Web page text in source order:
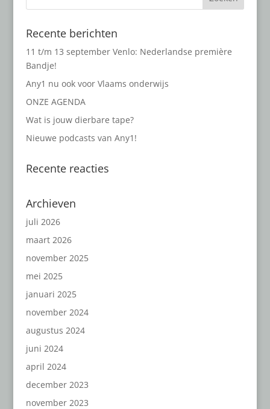
Recente berichten
11 t/m 13 september Venlo: Nederlandse première
Bandje!
Any1 nu ook voor Vlaams onderwijs
ONZE AGENDA
Wat is jouw dierbare tape?
Nieuwe podcasts van Any1!
Recente reacties
Archieven
juli 2026
maart 2026
november 2025
mei 2025
januari 2025
november 2024
augustus 2024
juni 2024
april 2024
december 2023
november 2023